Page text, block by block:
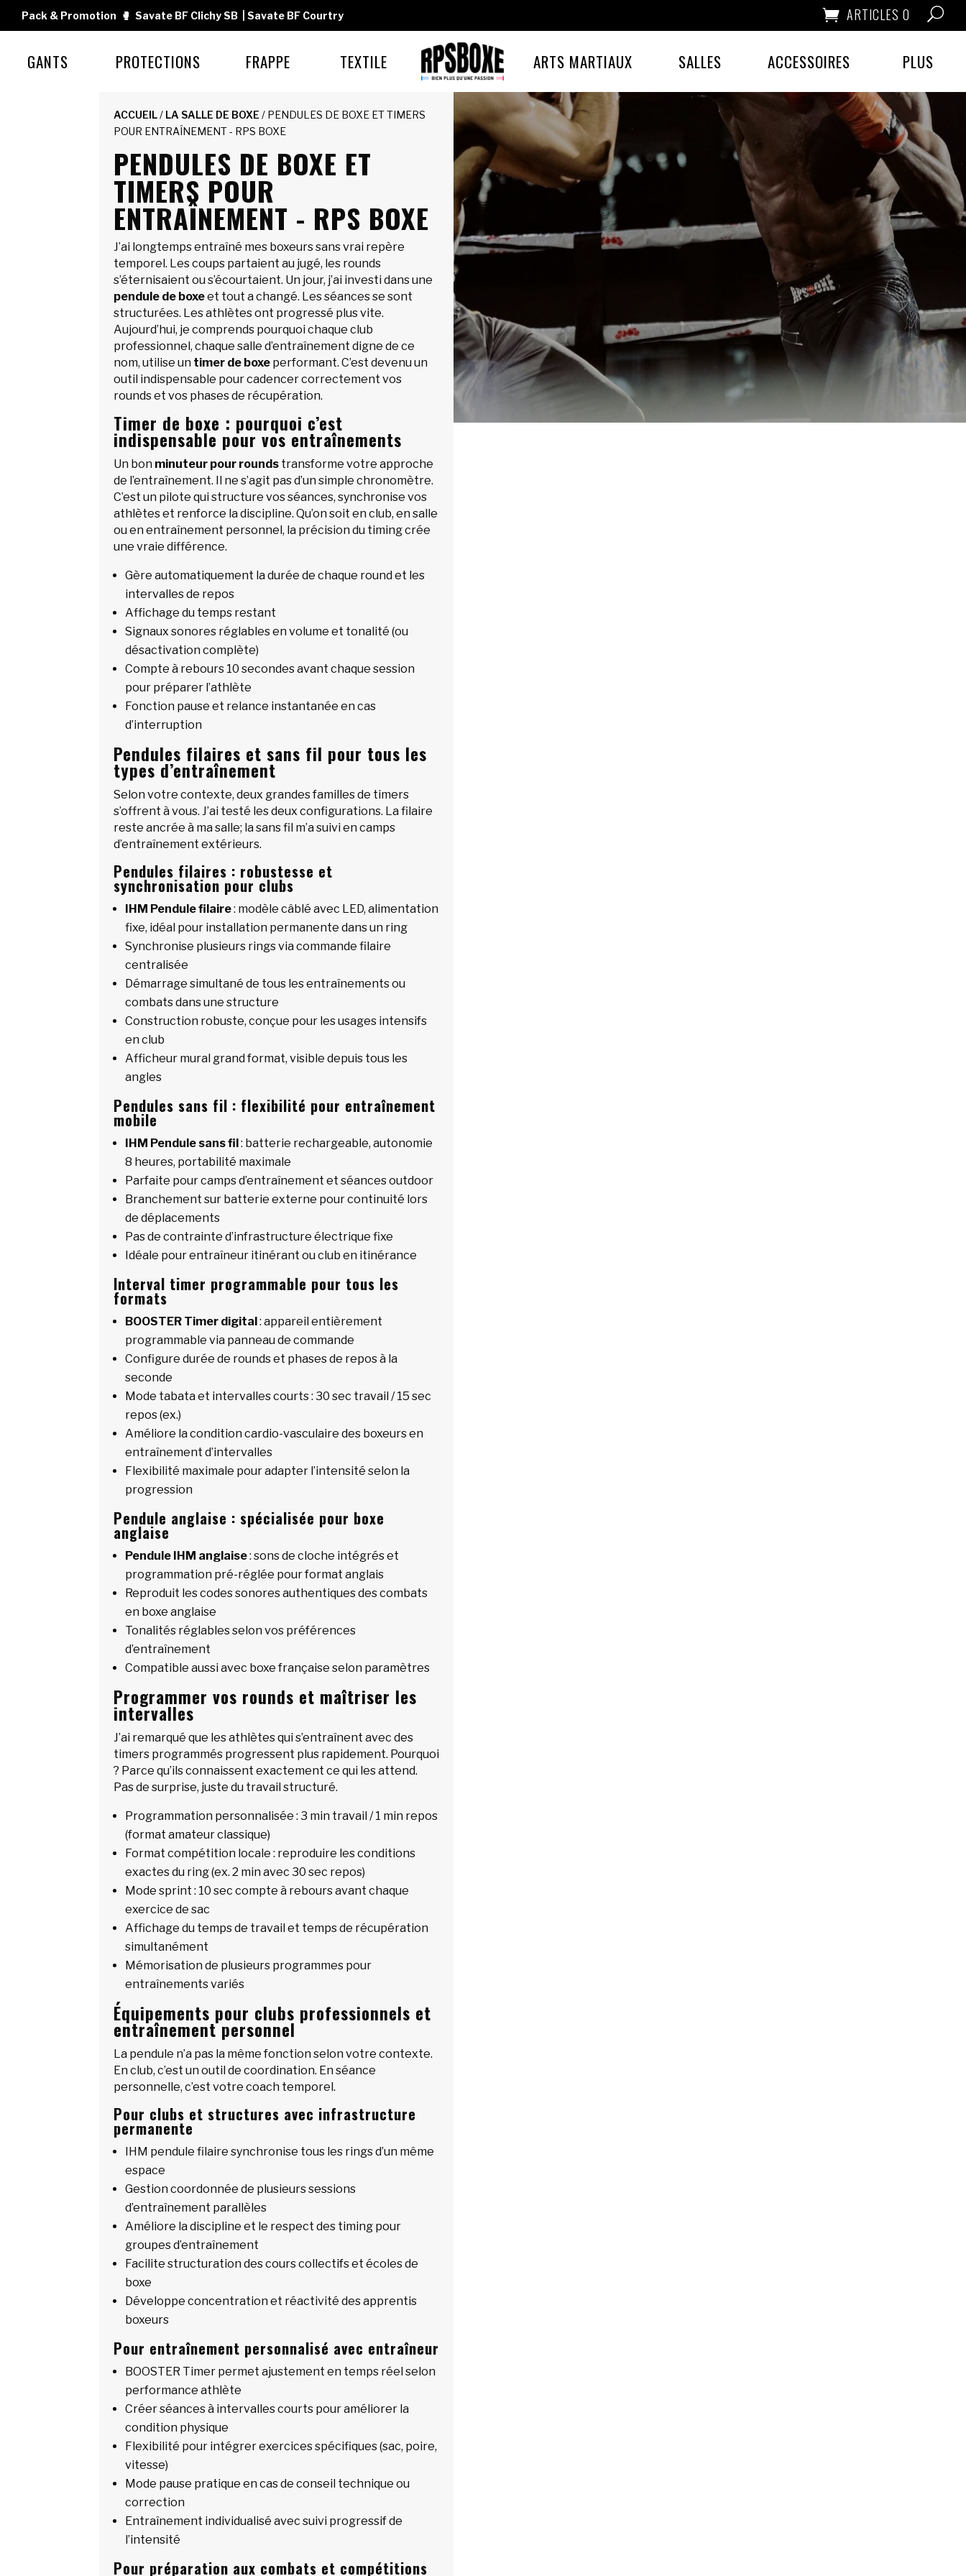
Pack & Promotion 🥊 Savate BF Clichy SB Savate BF Courtry ARTICLES 0
GANTS PROTECTIONS FRAPPE TEXTILE ARTS MARTIAUX SALLES ACCESSOIRES PLUS
ACCUEIL/ LA SALLE DE BOXE / PENDULES DE BOXE ET TIMERS
POUR ENTRAÎNEMENT - RPS BOXE
PENDULES DE BOXE ET
TIMERS POUR
ENTRAÎNEMENT - RPS BOXE
J’ai longtemps entraîné mes boxeurs sans vrai repère
temporel. Les coups partaient au jugé, les rounds
s’éternisaient ou s’écourtaient. Un jour, j’ai investi dans une
pendule de boxeet tout a changé. Les séances se sont
structurées. Les athlètes ont progressé plus vite.
Aujourd’hui, je comprends pourquoi chaque club
professionnel, chaque salle d’entraînement digne de ce
nom, utilise un timer de boxeperformant. C’est devenu un
outil indispensable pour cadencer correctement vos
rounds et vos phases de récupération.
Timer de boxe : pourquoi c’est
indispensable pour vos entraînements
Un bon minuteur pour roundstransforme votre approche
de l’entraînement. Il ne s’agit pas d’un simple chronomètre.
C’est un pilote qui structure vos séances, synchronise vos
athlètes et renforce la discipline. Qu’on soit en club, en salle
ou en entraînement personnel, la précision du timing crée
une vraie différence.
Gère automatiquement la durée de chaque round et les
intervalles de repos
Affichage du temps restant
Signaux sonores réglables en volume et tonalité (ou
désactivation complète)
Compte à rebours 10 secondes avant chaque session
pour préparer l’athlète
Fonction pause et relance instantanée en cas
d’interruption
Pendules filaires et sans fil pour tous les
types d’entraînement
Selon votre contexte, deux grandes familles de timers
s’offrent à vous. J’ai testé les deux configurations. La filaire
reste ancrée à ma salle; la sans fil m’a suivi en camps
d’entraînement extérieurs.
Pendules filaires : robustesse et
synchronisation pour clubs
IHM Pendule filaire: modèle câblé avec LED, alimentation
fixe, idéal pour installation permanente dans un ring
Synchronise plusieurs rings via commande filaire
centralisée
Démarrage simultané de tous les entraînements ou
combats dans une structure
Construction robuste, conçue pour les usages intensifs
en club
Afficheur mural grand format, visible depuis tous les
angles
Pendules sans fil : flexibilité pour entraînement
mobile
IHM Pendule sans fil: batterie rechargeable, autonomie
8 heures, portabilité maximale
Parfaite pour camps d’entraînement et séances outdoor
Branchement sur batterie externe pour continuité lors
de déplacements
Pas de contrainte d’infrastructure électrique fixe
Idéale pour entraîneur itinérant ou club en itinérance
Interval timer programmable pour tous les
formats
BOOSTER Timer digital: appareil entièrement
programmable via panneau de commande
Configure durée de rounds et phases de repos à la
seconde
Mode tabata et intervalles courts : 30 sec travail / 15 sec
repos (ex.)
Améliore la condition cardio-vasculaire des boxeurs en
entraînement d’intervalles
Flexibilité maximale pour adapter l’intensité selon la
progression
Pendule anglaise : spécialisée pour boxe
anglaise
Pendule IHM anglaise: sons de cloche intégrés et
programmation pré-réglée pour format anglais
Reproduit les codes sonores authentiques des combats
en boxe anglaise
Tonalités réglables selon vos préférences
d’entraînement
Compatible aussi avec boxe française selon paramètres
Programmer vos rounds et maîtriser les
intervalles
J’ai remarqué que les athlètes qui s’entraînent avec des
timers programmés progressent plus rapidement. Pourquoi
? Parce qu’ils connaissent exactement ce qui les attend.
Pas de surprise, juste du travail structuré.
Programmation personnalisée : 3 min travail / 1 min repos
(format amateur classique)
Format compétition locale : reproduire les conditions
exactes du ring (ex. 2 min avec 30 sec repos)
Mode sprint : 10 sec compte à rebours avant chaque
exercice de sac
Affichage du temps de travail et temps de récupération
simultanément
Mémorisation de plusieurs programmes pour
entraînements variés
Équipements pour clubs professionnels et
entraînement personnel
La pendule n’a pas la même fonction selon votre contexte.
En club, c’est un outil de coordination. En séance
personnelle, c’est votre coach temporel.
Pour clubs et structures avec infrastructure
permanente
IHM pendule filaire synchronise tous les rings d’un même
espace
Gestion coordonnée de plusieurs sessions
d’entraînement parallèles
Améliore la discipline et le respect des timing pour
groupes d’entraînement
Facilite structuration des cours collectifs et écoles de
boxe
Développe concentration et réactivité des apprentis
boxeurs
Pour entraînement personnalisé avec entraîneur
BOOSTER Timer permet ajustement en temps réel selon
performance athlète
Créer séances à intervalles courts pour améliorer la
condition physique
Flexibilité pour intégrer exercices spécifiques (sac, poire,
vitesse)
Mode pause pratique en cas de conseil technique ou
correction
Entraînement individualisé avec suivi progressif de
l’intensité
Pour préparation aux combats et compétitions